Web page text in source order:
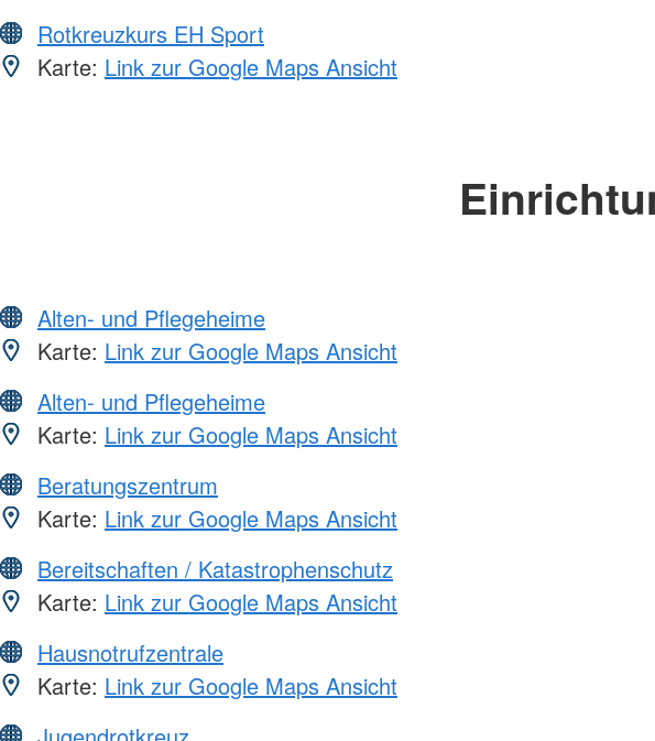
Rotkreuzkurs EH Sport
Karte: Link zur Google Maps Ansicht
Alten- und Pflegeheime
Karte: Link zur Google Maps Ansicht
Alten- und Pflegeheime
Karte: Link zur Google Maps Ansicht
Beratungszentrum
Karte: Link zur Google Maps Ansicht
Bereitschaften / Katastrophenschutz
Karte: Link zur Google Maps Ansicht
Hausnotrufzentrale
Karte: Link zur Google Maps Ansicht